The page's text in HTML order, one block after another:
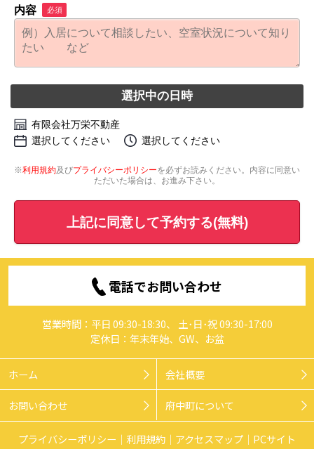
内容 必須
選択中の日時
有限会社万栄不動産
選択してください
選択してください
※利用規約及びプライバシーポリシーを必ずお読みください。内容に同意い
ただいた場合は、お進み下さい。
上記に同意して予約する(無料)
電話でお問い合わせ
営業時間：平日 09:30-18:30、 土･日･祝 09:30-17:00
定休日：年末年始、GW、お盆
ホーム 会社概要
お問い合わせ 府中町について
プライバシーポリシー 利用規約 アクセスマップ PCサイト